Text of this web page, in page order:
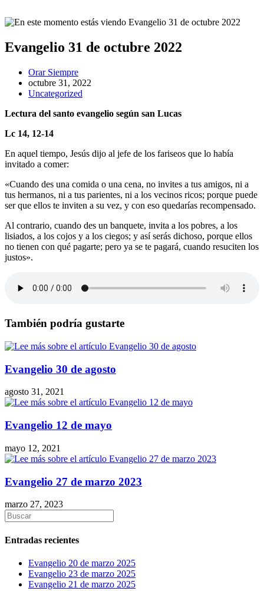
Evangelio 31 de octubre 2022
Autor
de
la
Orar Siempre
Publicación
de
entrada:
octubre 31, 2022
Categoría
la
Uncategorized
Lectura del santo evangelio según san Lucas
Lc 14, 12-14
En aquel tiempo, Jesús dijo al jefe de los fariseos que lo había
invitado a comer:
«Cuando des una comida o una cena, no invites a tus amigos, ni a
tus hermanos, ni a tus parientes, ni a los vecinos ricos; porque puede
ser que ellos te inviten a su vez, y con eso quedarías recompensado.
Al contrario, cuando des un banquete, invita a los pobres, a los
lisiados, a los cojos y a los ciegos; y así serás dichoso, porque ellos
no tienen con qué pagarte; pero ya se te pagará, cuando resuciten los
justos».
También podría gustarte
Evangelio 30 de agosto
agosto 31, 2021
Evangelio 12 de mayo
mayo 12, 2021
Evangelio 27 de marzo 2023
marzo 27, 2023
Entradas recientes
Evangelio 20 de marzo 2025
Evangelio 23 de marzo 2025
Evangelio 21 de marzo 2025